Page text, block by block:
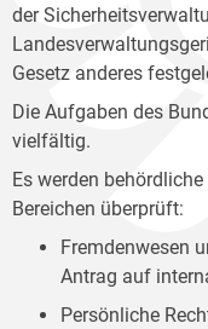
der
Gesetz anderes
Die Aufgaben des
vielfältig.
Es werden
Bereichen überprüft:
Fremdenwesen
Antrag auf
Persönliche